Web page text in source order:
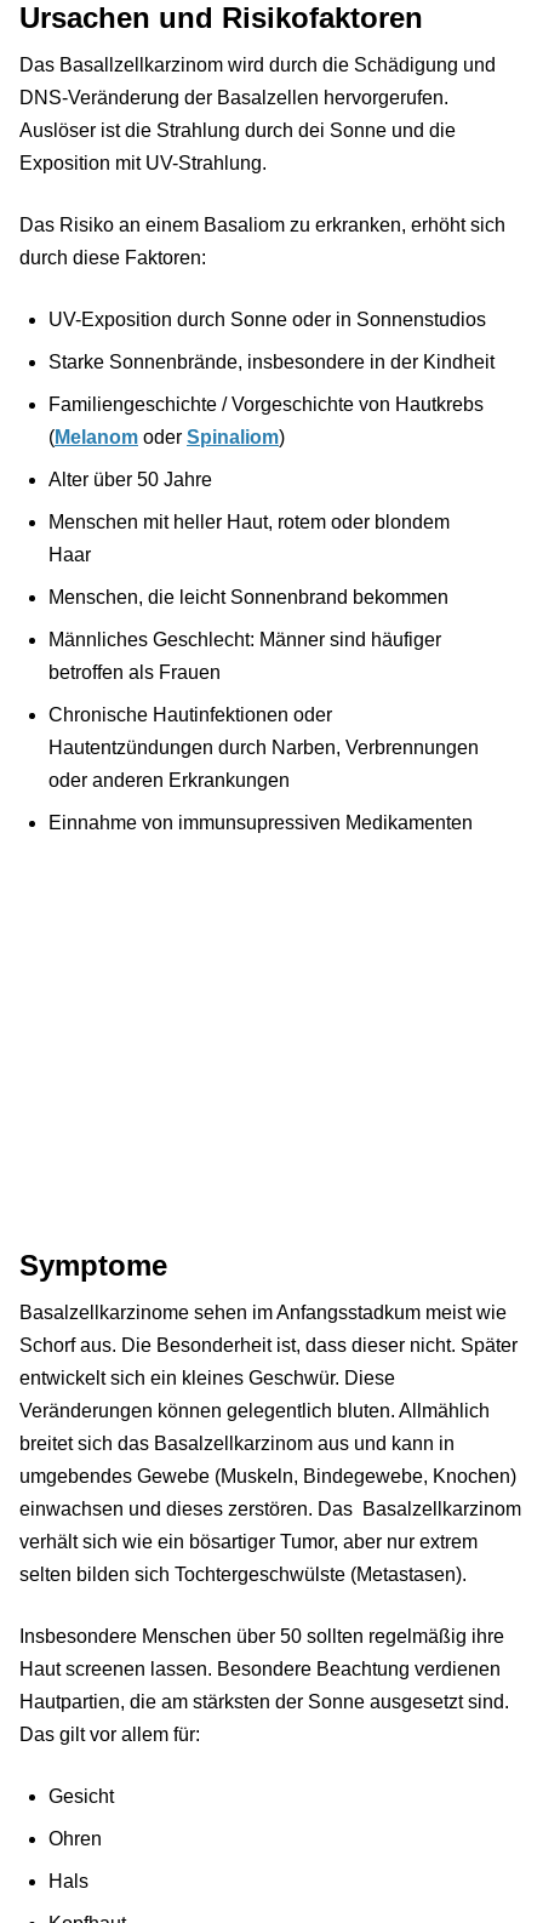
Ursachen und Risikofaktoren
Das Basallzellkarzinom wird durch die Schädigung und
DNS-Veränderung der Basalzellen hervorgerufen.
Auslöser ist die Strahlung durch dei Sonne und die
Exposition mit UV-Strahlung.
Das Risiko an einem Basaliom zu erkranken, erhöht sich
durch diese Faktoren:
UV-Exposition durch Sonne oder in Sonnenstudios
Starke Sonnenbrände, insbesondere in der Kindheit
Familiengeschichte / Vorgeschichte von Hautkrebs
(Melanom oder Spinaliom)
Alter über 50 Jahre
Menschen mit heller Haut, rotem oder blondem
Haar
Menschen, die leicht Sonnenbrand bekommen
Männliches Geschlecht: Männer sind häufiger
betroffen als Frauen
Chronische Hautinfektionen oder
Hautentzündungen durch Narben, Verbrennungen
oder anderen Erkrankungen
Einnahme von immunsupressiven Medikamenten
Symptome
Basalzellkarzinome sehen im Anfangsstadkum meist wie
Schorf aus. Die Besonderheit ist, dass dieser nicht. Später
entwickelt sich ein kleines Geschwür. Diese
Veränderungen können gelegentlich bluten. Allmählich
breitet sich das Basalzellkarzinom aus und kann in
umgebendes Gewebe (Muskeln, Bindegewebe, Knochen)
einwachsen und dieses zerstören. Das Basalzellkarzinom
verhält sich wie ein bösartiger Tumor, aber nur extrem
selten bilden sich Tochtergeschwülste (Metastasen).
Insbesondere Menschen über 50 sollten regelmäßig ihre
Haut screenen lassen. Besondere Beachtung verdienen
Hautpartien, die am stärksten der Sonne ausgesetzt sind.
Das gilt vor allem für:
Gesicht
Ohren
Hals